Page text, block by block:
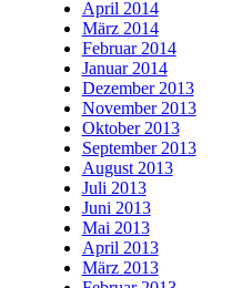
April 2014
März 2014
Februar 2014
Januar 2014
Dezember 2013
November 2013
Oktober 2013
September 2013
August 2013
Juli 2013
Juni 2013
Mai 2013
April 2013
März 2013